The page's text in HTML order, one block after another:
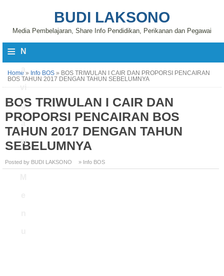
BUDI LAKSONO
Media Pembelajaran, Share Info Pendidikan, Perikanan dan Pegawai
≡ N
vi
g
a
si
Home » Info BOS » BOS TRIWULAN I CAIR DAN PROPORSI PENCAIRAN
BOS TAHUN 2017 DENGAN TAHUN SEBELUMNYA
BOS TRIWULAN I CAIR DAN
PROPORSI PENCAIRAN BOS
TAHUN 2017 DENGAN TAHUN
SEBELUMNYA
Posted by BUDI LAKSONO » Info BOS